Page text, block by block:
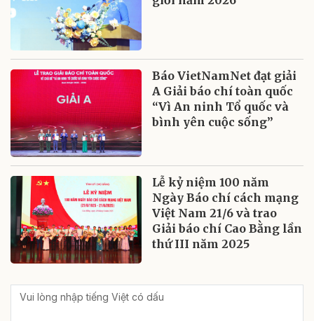
Báo VietNamNet đạt giải
A Giải báo chí toàn quốc
“Vì An ninh Tổ quốc và
bình yên cuộc sống”
Lễ kỷ niệm 100 năm
Ngày Báo chí cách mạng
Việt Nam 21/6 và trao
Giải báo chí Cao Bằng lần
thứ III năm 2025